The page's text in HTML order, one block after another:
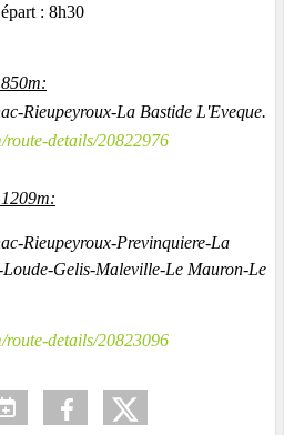
: 8h30
Rieupeyroux-La Bastide L'Eveque.
details/20822976
Rieupeyroux-Previnquiere-La
Gelis-Maleville-Le Mauron-Le
details/20823096